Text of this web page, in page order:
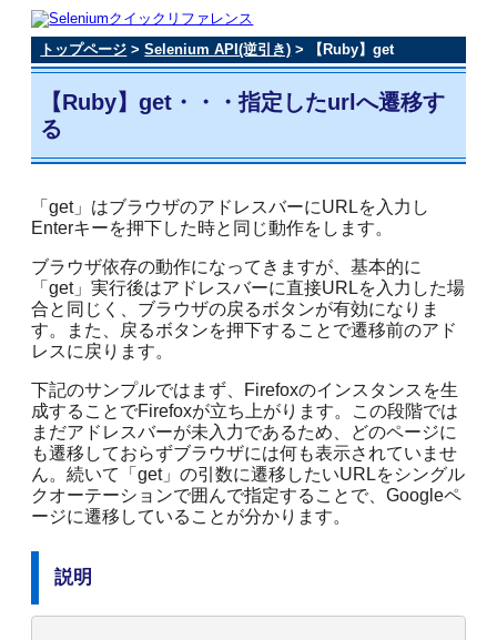
トップページ >Selenium API(逆引き) > 【Ruby】get
【Ruby】get・・・指定したurlへ遷移す
る
「get」はブラウザのアドレスバーにURLを入力し
Enterキーを押下した時と同じ動作をします。
ブラウザ依存の動作になってきますが、基本的に
「get」実行後はアドレスバーに直接URLを入力した場
合と同じく、ブラウザの戻るボタンが有効になりま
す。また、戻るボタンを押下することで遷移前のアド
レスに戻ります。
下記のサンプルではまず、Firefoxのインスタンスを生
成することでFirefoxが立ち上がります。この段階では
まだアドレスバーが未入力であるため、どのページに
も遷移しておらずブラウザには何も表示されていませ
ん。続いて「get」の引数に遷移したいURLをシングル
クオーテーションで囲んで指定することで、Googleペ
ージに遷移していることが分かります。
説明